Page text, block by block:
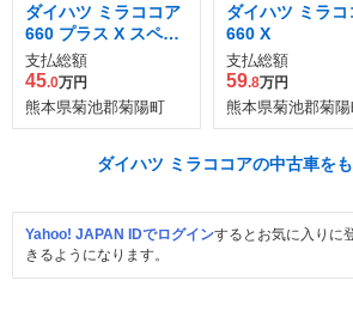
ダイハツ ミラココア
660 プラス X スペシ
ャルコーデ
支払総額
45.0万円
熊本県菊池郡菊陽町
ダイハツ ミラコ
660 X
支払総額
59.8万円
熊本県菊池郡菊
ダイハツ ミラココアの中古車を
Yahoo! JAPAN IDでログインするとお気に入りに
きるようになります。